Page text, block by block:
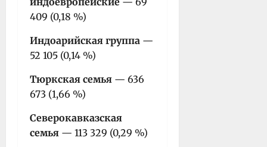
409 (0,18 %)
Индоарийская группа —
52 105 (0,14 %)
Тюркская семья — 636
673 (1,66 %)
Северокавказская
семья — 113 329 (0,29 %)